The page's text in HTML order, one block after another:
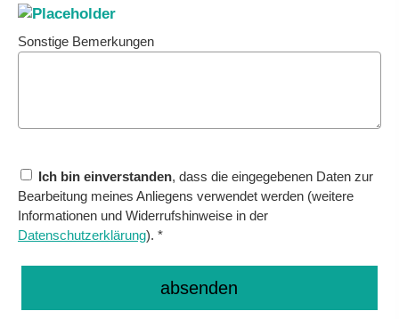
Sonstige Bemerkungen
Ich bin einverstanden, dass die eingegebenen Daten zur
Bearbeitung meines Anliegens verwendet werden (weitere
Informationen und Widerrufshinweise in der
Datenschutzerklärung). *
absenden